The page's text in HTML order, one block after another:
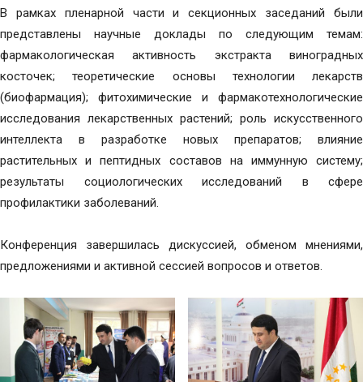
В рамках пленарной части и секционных заседаний были
представлены научные доклады по следующим темам:
фармакологическая активность экстракта виноградных
косточек; теоретические основы технологии лекарств
(биофармация); фитохимические и фармакотехнологические
исследования лекарственных растений; роль искусственного
интеллекта в разработке новых препаратов; влияние
растительных и пептидных составов на иммунную систему;
результаты социологических исследований в сфере
профилактики заболеваний.
Конференция завершилась дискуссией, обменом мнениями,
предложениями и активной сессией вопросов и ответов.